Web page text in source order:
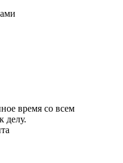
время со всем
делу.